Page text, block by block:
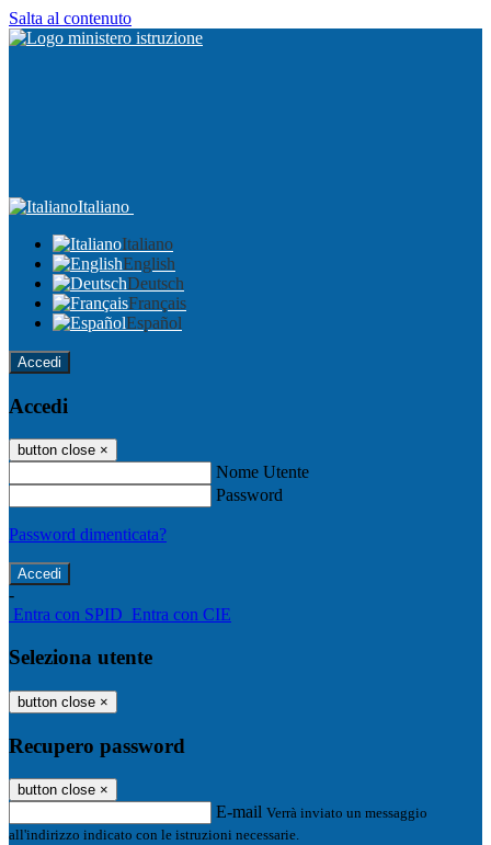
Salta al contenuto
Italiano
Italiano
English
Deutsch
Français
Español
Accedi
Accedi
button close ×
Nome Utente
Password
Password dimenticata?
-
Entra con SPID Entra con CIE
Seleziona utente
button close ×
Recupero password
button close ×
E-mail Verrà inviato un messaggio
all'indirizzo indicato con le istruzioni necessarie.